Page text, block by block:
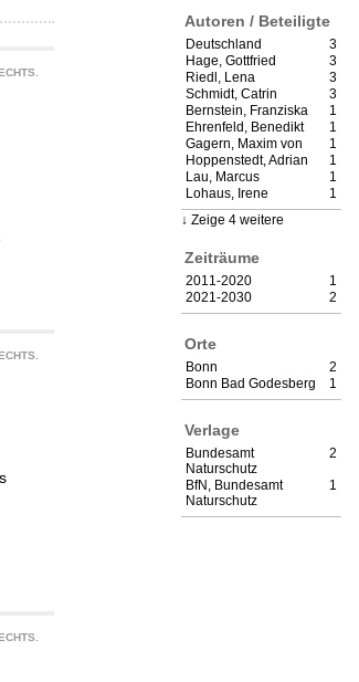
Autoren / Beteiligte
3
Deutschland
3
Hage, Gottfried
3
Riedl, Lena
3
Schmidt, Catrin
1
Bernstein, Franziska
1
Ehrenfeld, Benedikt
1
Gagern, Maxim von
1
Hoppenstedt, Adrian
1
Lau, Marcus
1
Lohaus, Irene
Zeige 4 weitere
Zeiträume
1
2011-2020
2
2021-2030
Orte
2
Bonn
1
Bonn Bad Godesberg
Verlage
2
Bundesamt
Naturschutz
1
BfN, Bundesamt
Naturschutz